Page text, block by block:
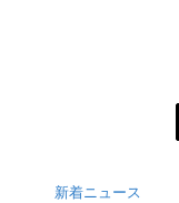
新着ニュース